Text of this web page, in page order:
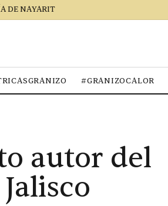
DE NAYARIT
#GRANIZOCALOR
autor del